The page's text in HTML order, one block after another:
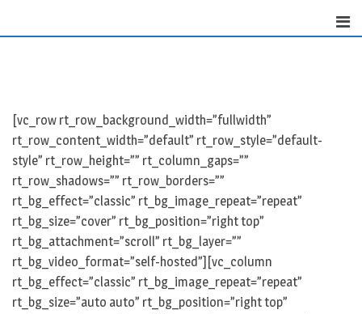
[vc_row rt_row_background_width=”fullwidth”
rt_row_content_width=”default” rt_row_style=”default-
style” rt_row_height=”” rt_column_gaps=””
rt_row_shadows=”” rt_row_borders=””
rt_bg_effect=”classic” rt_bg_image_repeat=”repeat”
rt_bg_size=”cover” rt_bg_position=”right top”
rt_bg_attachment=”scroll” rt_bg_layer=””
rt_bg_video_format=”self-hosted”][vc_column
rt_bg_effect=”classic” rt_bg_image_repeat=”repeat”
rt_bg_size=”auto auto” rt_bg_position=”right top”